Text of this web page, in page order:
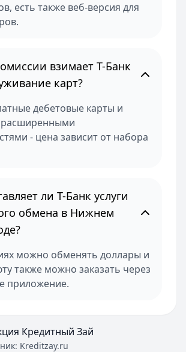
есть также веб-версия для
взимает Т-Банк
карт?
дебетовые карты и
расширенными
- цена зависит от набора
ли Т-Банк услуги
обмена в Нижнем
можно обменять доллары и
также можно заказать через
приложение.
Кредитный Зай
Kreditzay.ru